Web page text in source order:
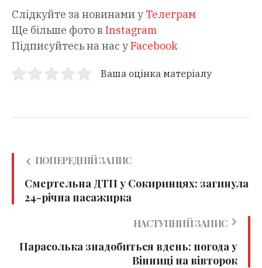
Слідкуйте за новинами у Телеграм
Ще більше фото в Instagram
Підписуйтесь на нас уFacebook
Ваша оцінка матеріалу
ПОПЕРЕДНІЙ ЗАПИС
Смертельна ДТП у Сокиринцях: загинула
24-річна пасажирка
НАСТУПНИЙ ЗАПИС
Парасолька знадобиться вдень: погода у
Вінниці на вівторок